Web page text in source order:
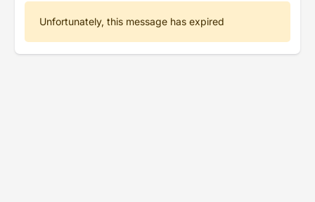
Unfortunately, this message has expired